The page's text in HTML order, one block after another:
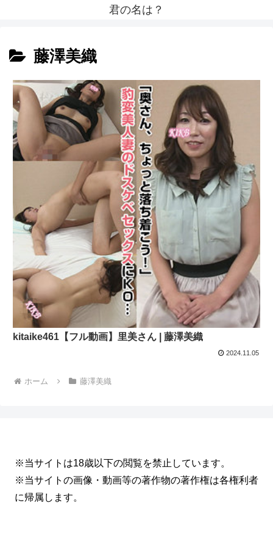
君の名は？
藤澤美織
kitaike461【フル動画】里美さん | 藤澤美織
2024.11.05
ホーム 藤澤美織
※当サイトは18歳以下の閲覧を禁止しています。
※当サイトの画像・動画等の著作物の著作権は各権利者
に帰属します。